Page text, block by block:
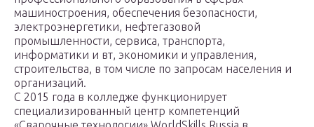
машиностроения, обеспечения безопасности,
электроэнергетики, нефтегазовой
промышленности, сервиса, транспорта,
информатики и вт, экономики и управления,
строительства, в том числе по запросам населения и
организаций.
С 2015 года в колледже функционирует
специализированный центр компетенций